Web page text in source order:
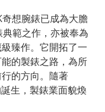
奇想腕錶已成為大膽
範之作，亦被奉為
臻作。它開拓了一
的製錶之路，為所
的方向。隨著
生，製錶業面貌煥